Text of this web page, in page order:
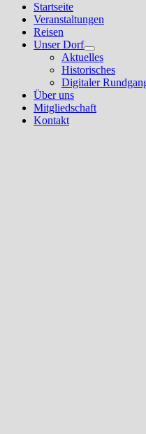
Startseite
Veranstaltungen
Reisen
Unser Dorf
Untermenü
anzeigen
Aktuelles
Historisches
Digitaler
Über uns
Mitgliedschaft
Kontakt